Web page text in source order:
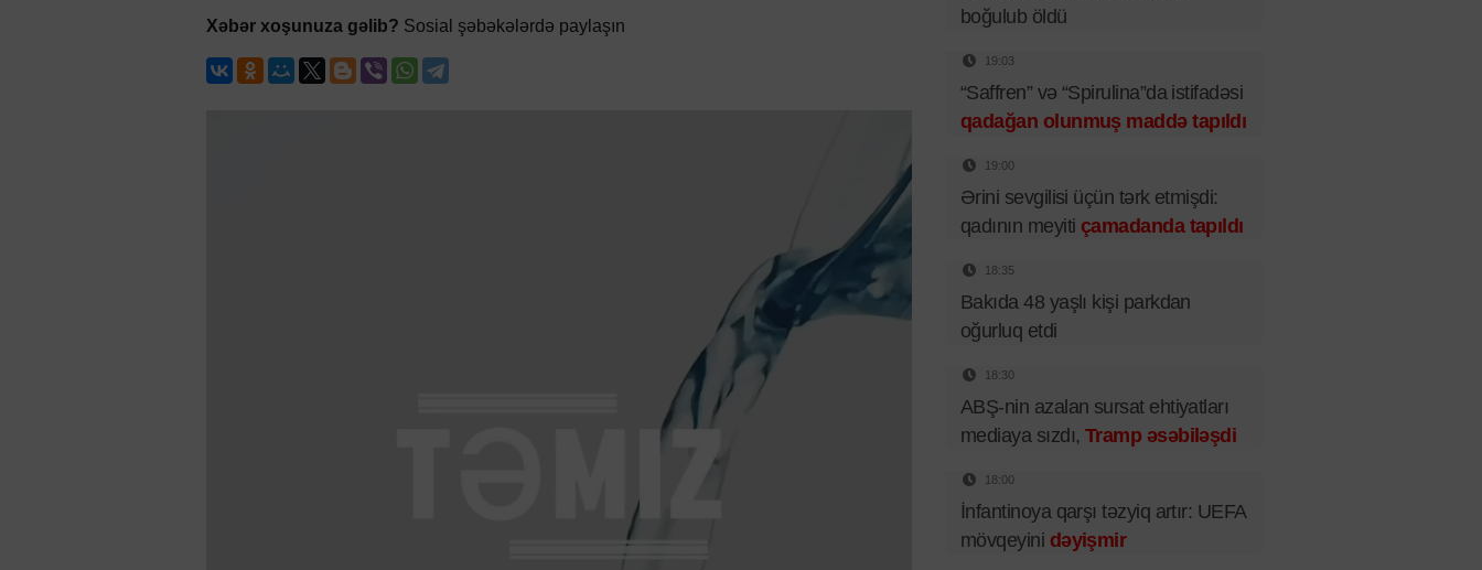
Xəbər xoşunuza gəlib? Sosial şəbəkələrdə paylaşın
boğulub öldü
19:03
“Saffren” və “Spirulina”da istifadəsi
qadağan olunmuş maddə tapıldı
19:00
Ərini sevgilisi üçün tərk etmişdi:
qadının meyiti çamadanda tapıldı
18:35
Bakıda 48 yaşlı kişi parkdan
oğurluq etdi
18:30
ABŞ-nin azalan sursat ehtiyatları
mediaya sızdı, Tramp əsəbiləşdi
18:00
İnfantinoya qarşı təzyiq artır: UEFA
mövqeyini dəyişmir